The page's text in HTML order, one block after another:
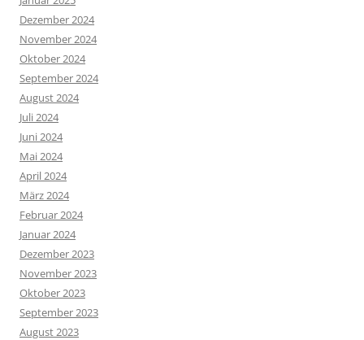
Dezember 2024
November 2024
Oktober 2024
September 2024
August 2024
Juli 2024
Juni 2024
Mai 2024
April 2024
März 2024
Februar 2024
Januar 2024
Dezember 2023
November 2023
Oktober 2023
September 2023
August 2023